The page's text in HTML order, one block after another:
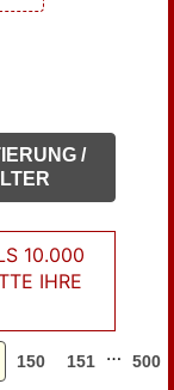
/
10.000
IHRE
150 151 … 500